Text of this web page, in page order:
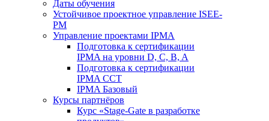
Даты обучения
Устойчивое проектное управление ISEE-
PM
Управление проектами IPMA
Подготовка к сертификации
IPMA на уровни D, C, B, A
Подготовка к сертификации
IPMA CCT
IPMA Базовый
Курсы партнёров
Курс «Stage-Gate в разработке